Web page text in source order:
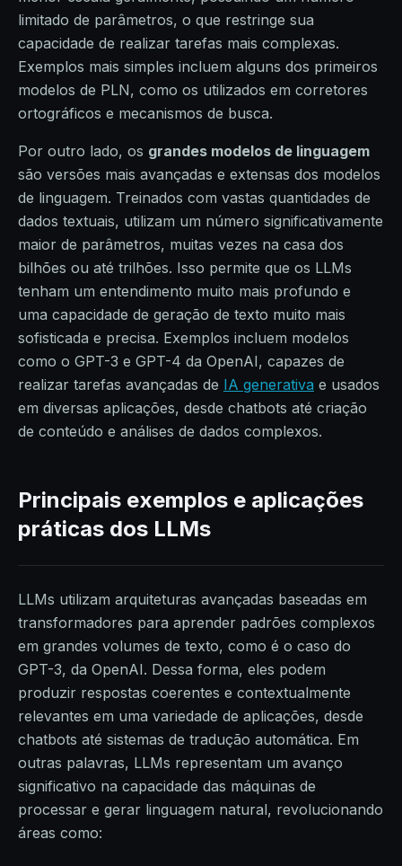
limitado de parâmetros, o que restringe sua
capacidade de realizar tarefas mais complexas.
Exemplos mais simples incluem alguns dos primeiros
modelos de PLN, como os utilizados em corretores
ortográficos e mecanismos de busca.
Por outro lado, os grandes modelos de linguagem
são versões mais avançadas e extensas dos modelos
de linguagem. Treinados com vastas quantidades de
dados textuais, utilizam um número significativamente
maior de parâmetros, muitas vezes na casa dos
bilhões ou até trilhões. Isso permite que os LLMs
tenham um entendimento muito mais profundo e
uma capacidade de geração de texto muito mais
sofisticada e precisa. Exemplos incluem modelos
como o GPT-3 e GPT-4 da OpenAI, capazes de
realizar tarefas avançadas de IA generativa e usados
em diversas aplicações, desde chatbots até criação
de conteúdo e análises de dados complexos.
Principais exemplos e aplicações
práticas dos LLMs
LLMs utilizam arquiteturas avançadas baseadas em
transformadores para aprender padrões complexos
em grandes volumes de texto, como é o caso do
GPT-3, da OpenAI. Dessa forma, eles podem
produzir respostas coerentes e contextualmente
relevantes em uma variedade de aplicações, desde
chatbots até sistemas de tradução automática. Em
outras palavras, LLMs representam um avanço
significativo na capacidade das máquinas de
processar e gerar linguagem natural, revolucionando
áreas como: